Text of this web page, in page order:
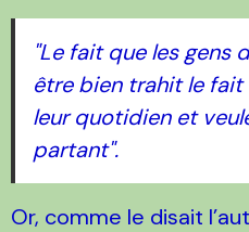
"Le fait que les gens
être bien trahit le fait
leur quotidien et
partant".
Or, comme le disait